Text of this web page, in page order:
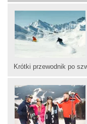
Krótki przewodnik po